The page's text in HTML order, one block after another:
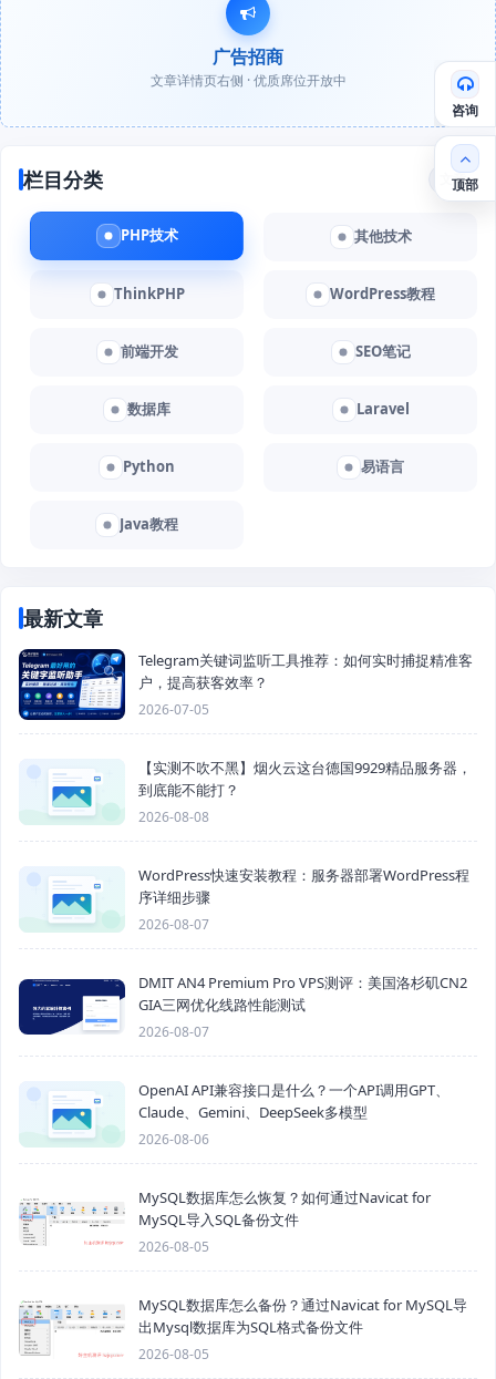
广告招商
文章详情页右侧 · 优质席位开放中
栏目分类 文章
PHP技术 其他技术
ThinkPHP WordPress教程
前端开发 SEO笔记
数据库 Laravel
Python 易语言
Java教程
最新文章
Telegram关键词监听工具推荐：如何实时捕捉精准客
户，提高获客效率？
2026-07-05
【实测不吹不黑】烟火云这台德国9929精品服务器，
到底能不能打？
2026-08-08
WordPress快速安装教程：服务器部署WordPress程
序详细步骤
2026-08-07
DMIT AN4 Premium Pro VPS测评：美国洛杉矶CN2
GIA三网优化线路性能测试
2026-08-07
OpenAI API兼容接口是什么？一个API调用GPT、
Claude、Gemini、DeepSeek多模型
2026-08-06
MySQL数据库怎么恢复？如何通过Navicat for
MySQL导入SQL备份文件
2026-08-05
MySQL数据库怎么备份？通过Navicat for MySQL导
出Mysql数据库为SQL格式备份文件
2026-08-05
咨询
顶部